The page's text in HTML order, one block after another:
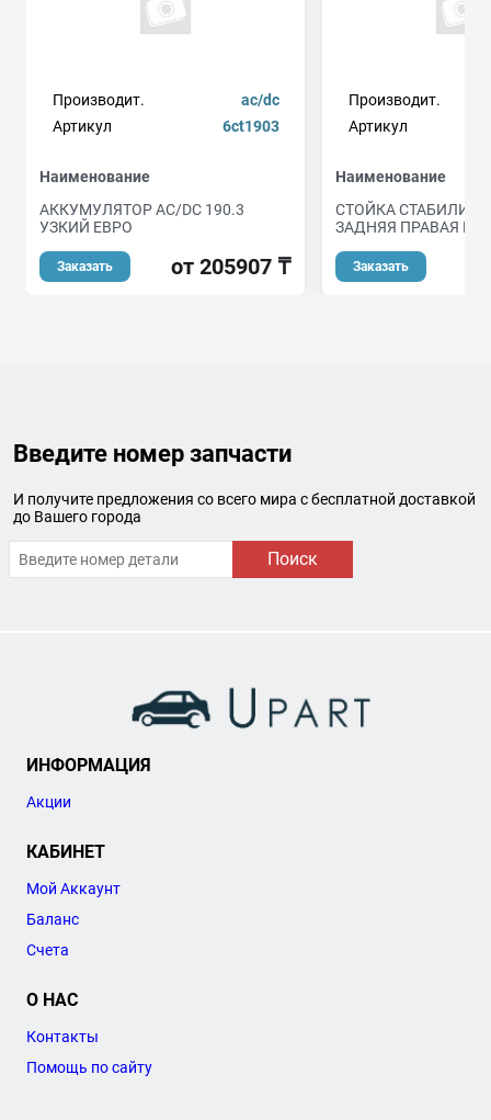
Производит.
ac/dc
Артикул
6ct1903
Наименование
АККУМУЛЯТОР AC/DC 190.3
УЗКИЙ ЕВРО
Заказать от 205907 ₸
Производит.
Артикул
Наименование
СТОЙКА
ЗАДНЯЯ ПРАВАЯ
Заказать
Введите номер запчасти
И получите предложения со всего мира с бесплатной доставкой
до Вашего города
Поиск
ИНФОРМАЦИЯ
Акции
КАБИНЕТ
Мой Аккаунт
Баланс
Счета
О НАС
Контакты
Помощь по сайту